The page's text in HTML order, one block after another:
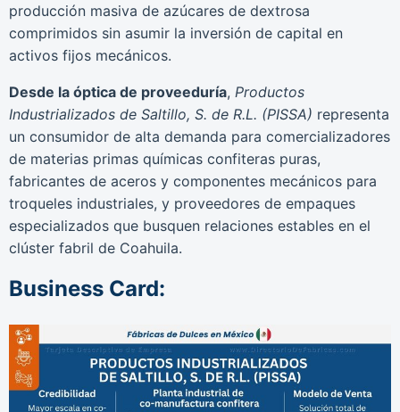
producción masiva de azúcares de dextrosa
comprimidos sin asumir la inversión de capital en
activos fijos mecánicos.
Desde la óptica de proveeduría, Productos
Industrializados de Saltillo, S. de R.L. (PISSA) representa
un consumidor de alta demanda para comercializadores
de materias primas químicas confiteras puras,
fabricantes de aceros y componentes mecánicos para
troqueles industriales, y proveedores de empaques
especializados que busquen relaciones estables en el
clúster fabril de Coahuila.
Business Card: